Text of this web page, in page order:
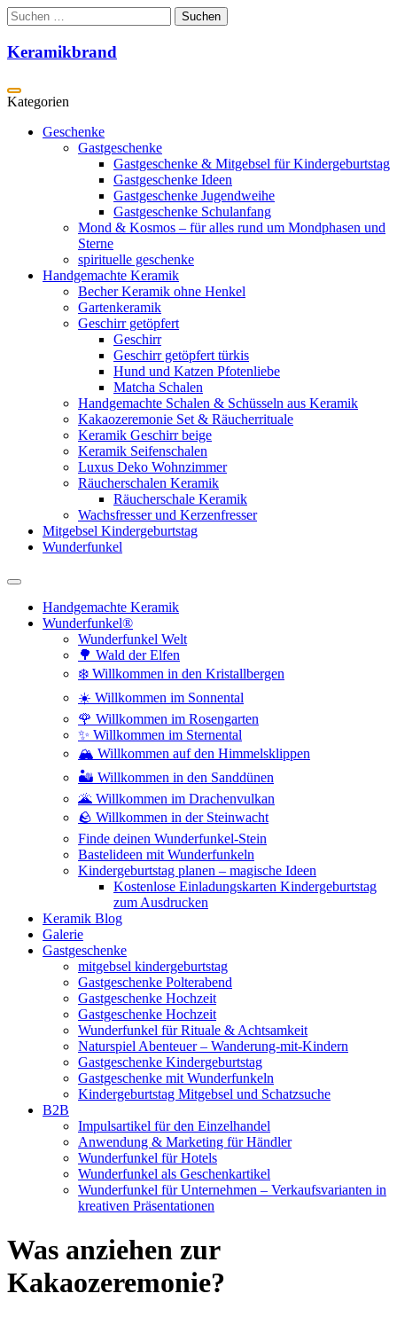
Zum
Inhalt
springen
Suchen
nach:
Keramikbrand
Geschenke
Gastgeschenke
Gastgeschenke & Mitgebsel für Kindergeburtstag
Gastgeschenke Ideen
Gastgeschenke Jugendweihe
Gastgeschenke Schulanfang
Mond & Kosmos – für alles rund um Mondphasen und
Sterne
spirituelle geschenke
Handgemachte Keramik
Becher Keramik ohne Henkel
Gartenkeramik
Geschirr getöpfert
Geschirr
Geschirr getöpfert türkis
Hund und Katzen Pfotenliebe
Matcha Schalen
Handgemachte Schalen & Schüsseln aus Keramik
Kakaozeremonie Set & Räucherrituale
Keramik Geschirr beige
Keramik Seifenschalen
Luxus Deko Wohnzimmer
Räucherschalen Keramik
Räucherschale Keramik
Wachsfresser und Kerzenfresser
Mitgebsel Kindergeburtstag
Wunderfunkel
Handgemachte Keramik
Wunderfunkel®
Wunderfunkel Welt
🌳 Wald der Elfen
❄️ Willkommen in den Kristallbergen
☀️ Willkommen im Sonnental
🌹 Willkommen im Rosengarten
✨ Willkommen im Sternental
🏔️ Willkommen auf den Himmelsklippen
🏜️ Willkommen in den Sanddünen
🌋 Willkommen im Drachenvulkan
🪨 Willkommen in der Steinwacht
Finde deinen Wunderfunkel-Stein
Bastelideen mit Wunderfunkeln
Kindergeburtstag planen – magische Ideen
Kostenlose Einladungskarten Kindergeburtstag
zum Ausdrucken
Keramik Blog
Galerie
Gastgeschenke
mitgebsel kindergeburtstag
Gastgeschenke Polterabend
Gastgeschenke Hochzeit
Gastgeschenke Hochzeit
Wunderfunkel für Rituale & Achtsamkeit
Naturspiel Abenteuer – Wanderung-mit-Kindern
Gastgeschenke Kindergeburtstag
Gastgeschenke mit Wunderfunkeln
Kindergeburtstag Mitgebsel und Schatzsuche
B2B
Impulsartikel für den Einzelhandel
Anwendung & Marketing für Händler
Wunderfunkel für Hotels
Wunderfunkel als Geschenkartikel
Wunderfunkel für Unternehmen – Verkaufsvarianten in
kreativen Präsentationen
Was anziehen zur
Kakaozeremonie?